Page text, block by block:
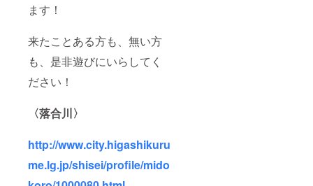
ます！
来たことある方も、無い方
も、是非遊びにいらしてく
ださい！
〈落合川〉
http://www.city.higashikuru
me.lg.jp/shisei/profile/mido